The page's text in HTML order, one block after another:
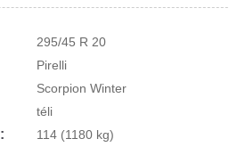
295/45 R 20
Pirelli
Scorpion Winter
téli
114 (1180 kg)